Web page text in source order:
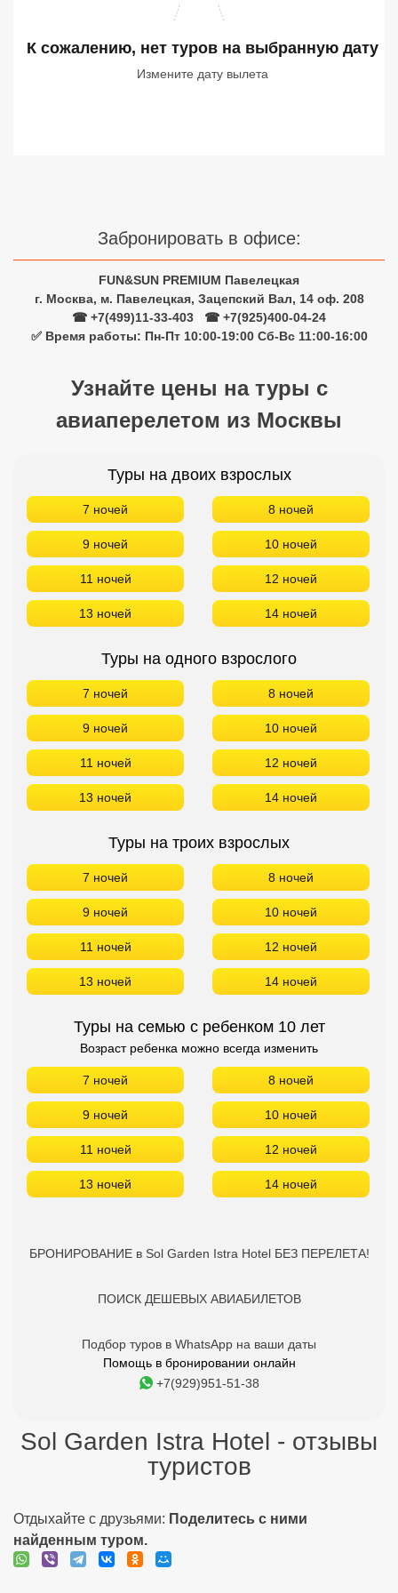
К сожалению, нет туров на выбранную дату
Измените дату вылета
Забронировать в офисе:
FUN&SUN PREMIUM Павелецкая
г. Москва, м. Павелецкая, Зацепский Вал, 14 оф. 208
☎ +7(499)11-33-403
☎ +7(925)400-04-24
✅ Время работы: Пн-Пт 10:00-19:00 Сб-Вс 11:00-16:00
Узнайте цены на туры с
авиаперелетом из Москвы
Туры на двоих взрослых
7 ночей 8 ночей
9 ночей 10 ночей
11 ночей 12 ночей
13 ночей 14 ночей
Туры на одного взрослого
7 ночей 8 ночей
9 ночей 10 ночей
11 ночей 12 ночей
13 ночей 14 ночей
Туры на троих взрослых
7 ночей 8 ночей
9 ночей 10 ночей
11 ночей 12 ночей
13 ночей 14 ночей
Туры на семью с ребенком 10 лет
Возраст ребенка можно всегда изменить
7 ночей 8 ночей
9 ночей 10 ночей
11 ночей 12 ночей
13 ночей 14 ночей
БРОНИРОВАНИЕ в Sol Garden Istra Hotel БЕЗ ПЕРЕЛЕТА!
ПОИСК ДЕШЕВЫХ АВИАБИЛЕТОВ
Подбор туров в WhatsApp на ваши даты
Помощь в бронировании онлайн
+7(929)951-51-38
Sol Garden Istra Hotel - отзывы
туристов
Отдыхайте с друзьями: Поделитесь с ними
найденным туром.
Сетевые отели Египта
Сетевые отели Вьетнама
Сетевые отели Мальдив
Сетевые отели Бали
Сетевые отели Маврикия